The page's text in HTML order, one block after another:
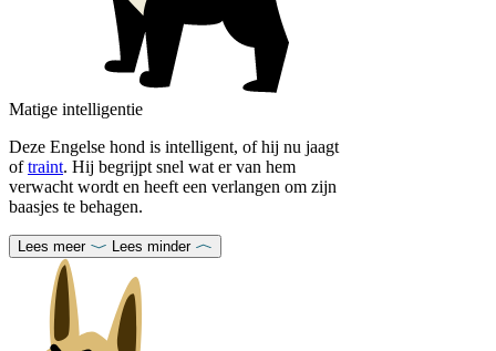
Matige intelligentie
Deze Engelse hond is intelligent, of hij nu jaagt
oftraint. Hij begrijpt snel wat er van hem
verwacht wordt en heeft een verlangen om zijn
baasjes te behagen.
Lees meer Lees minder